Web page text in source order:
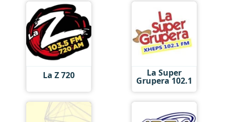
La Z 720 La Super
Grupera 102.1